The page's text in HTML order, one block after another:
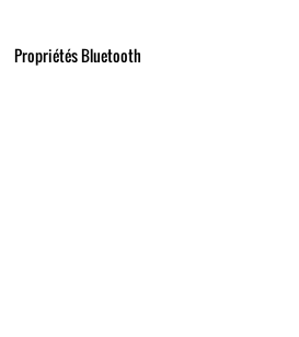
Propriétés Bluetooth